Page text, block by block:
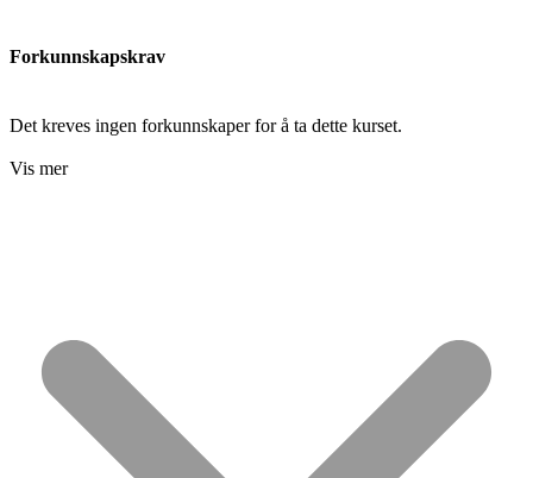
Forkunnskapskrav
Det kreves ingen forkunnskaper for å ta dette kurset.
Vis mer